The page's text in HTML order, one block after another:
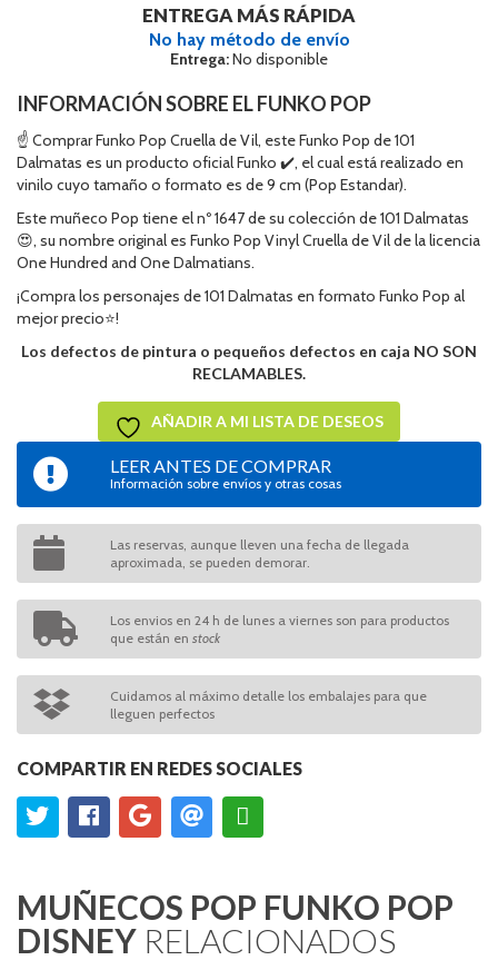
ENTREGA MÁS RÁPIDA
No hay método de envío
Entrega:No disponible
INFORMACIÓN SOBRE EL FUNKO POP
☝ Comprar Funko Pop Cruella de Vil, este Funko Pop de 101
Dalmatas es un producto oficial Funko ✔️, el cual está realizado en
vinilo cuyo tamaño o formato es de 9 cm (Pop Estandar).
Este muñeco Pop tiene el nº 1647 de su colección de 101 Dalmatas
😍, su nombre original es Funko Pop Vinyl Cruella de Vil de la licencia
One Hundred and One Dalmatians.
¡Compra los personajes de 101 Dalmatas en formato Funko Pop al
mejor precio⭐!
Los defectos de pintura o pequeños defectos en caja NO SON
RECLAMABLES.
AÑADIR A MI LISTA DE DESEOS
LEER ANTES DE COMPRAR
Información sobre envíos y otras cosas
Las reservas, aunque lleven una fecha de llegada
aproximada, se pueden demorar.
Los envios en 24 h de lunes a viernes son para productos
que están en stock
Cuidamos al máximo detalle los embalajes para que
lleguen perfectos
COMPARTIR EN REDES SOCIALES
MUÑECOS POP FUNKO POP
DISNEY RELACIONADOS